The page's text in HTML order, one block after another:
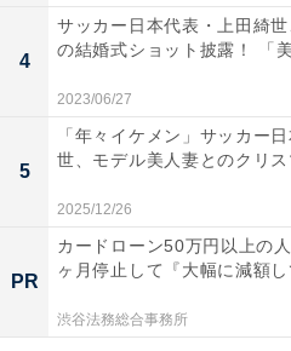
4
サッカー日本代表・上田綺
の結婚式ショット披露！ 「
2023/06/27
5
「年々イケメン」サッカー
世、モデル美人妻とのクリ
2025/12/26
PR
カードローン50万円以上の
ヶ月停止して『大幅に減額
渋谷法務総合事務所